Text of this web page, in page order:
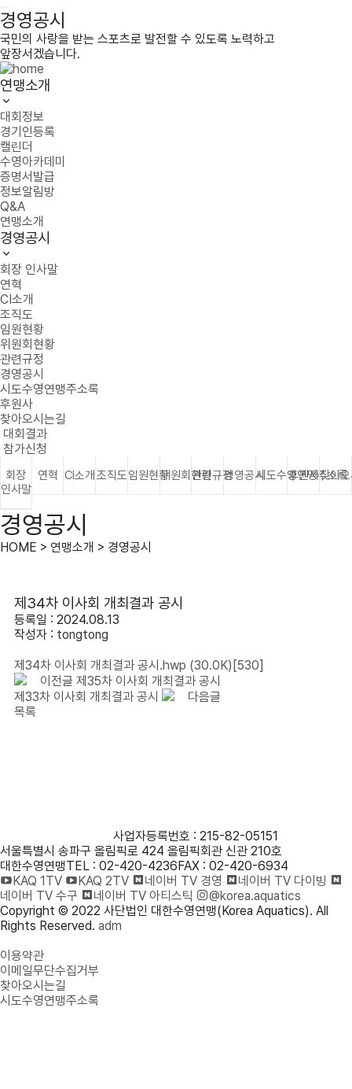
경영공시
국민의 사랑을 받는 스포츠로 발전할 수 있도록 노력하고
앞장서겠습니다.
연맹소개
대회정보
경기인등록
캘린더
수영아카데미
증명서발급
정보알림방
Q&A
연맹소개
경영공시
회장 인사말
연혁
CI소개
조직도
임원현황
위원회현황
관련규정
경영공시
시도수영연맹주소록
후원사
찾아오시는길
대회결과
참가신청
회장
인사말
연혁 CI소개 조직도임원현황위원회현황관련규정경영공시시도수영연맹주소록
후원사찾아
경영공시
HOME > 연맹소개 > 경영공시
제34차 이사회 개최결과 공시
등록일 : 2024.08.13
작성자 : tongtong
제34차 이사회 개최결과 공시.hwp (30.0K) [530]
이전글 제35차 이사회 개최결과 공시
제33차 이사회 개최결과 공시
다음글
목록
사업자등록번호 : 215-82-05151
서울특별시 송파구 올림픽로 424 올림픽회관 신관 210호
대한수영연맹TEL : 02-420-4236FAX : 02-420-6934
KAQ 1TV
KAQ 2TV 네이버 TV 경영
네이버 TV 다이빙
네이버 TV 수구
네이버 TV 아티스틱
@korea.aquatics
Copyright © 2022 사단법인 대한수영연맹(Korea Aquatics). All
Rights Reserved. adm
이용약관
이메일무단수집거부
찾아오시는길
시도수영연맹주소록